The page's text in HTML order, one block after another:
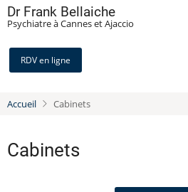
Aller
au
contenu
principal
Dr Frank Bellaiche
Psychiatre à Cannes et Ajaccio
RDV en ligne
Accueil Cabinets
Cabinets